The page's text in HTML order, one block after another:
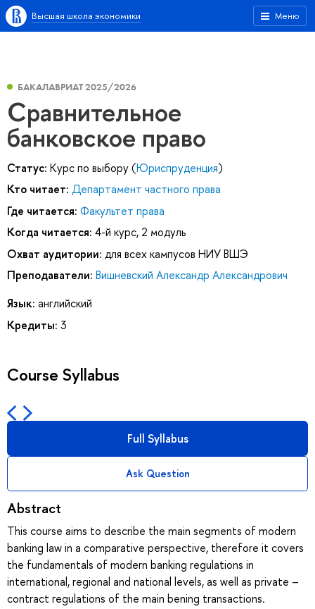
Меню
Высшая школа экономики
БАКАЛАВРИАТ 2025/2026
Сравнительное
банковское право
Статус: Курс по выбору (Юриспруденция)
Кто читает: Департамент частного права
Где читается: Факультет права
Когда читается: 4-й курс, 2 модуль
Охват аудитории: для всех кампусов НИУ ВШЭ
Преподаватели: Вишневский Александр Александрович
Язык: английский
Кредиты: 3
Course Syllabus
Full Syllabus
Ask Question
Abstract
This course aims to describe the main segments of modern
banking law in a comparative perspective, therefore it covers
the fundamentals of modern banking regulations in
international, regional and national levels, as well as private –
contract regulations of the main bening transactions.